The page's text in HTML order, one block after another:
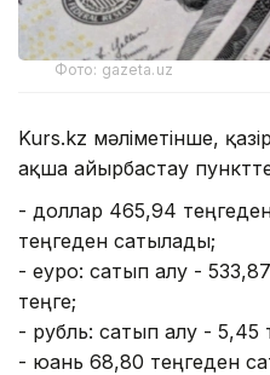
Фото: gazeta.uz
Kurs.kz мәліметінше,
ақша айырбастау
- доллар 465,94
теңгеден сатылады;
- еуро: сатып алу -
теңге;
- рубль: сатып алу - 5,45
- юань 68,80 теңгеден